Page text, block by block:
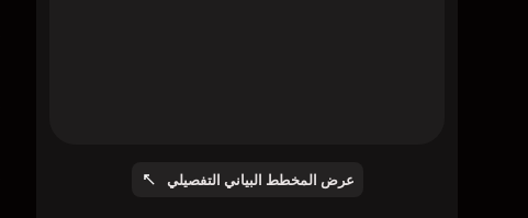
عرض المخطط البياني التفصيلي